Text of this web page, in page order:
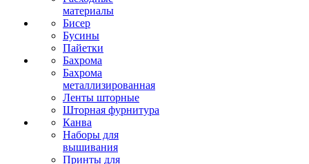
материалы
Бисер
Бусины
Пайетки
Бахрома
Бахрома
металлизированная
Ленты шторные
Шторная фурнитура
Канва
Наборы для
вышивания
Принты для